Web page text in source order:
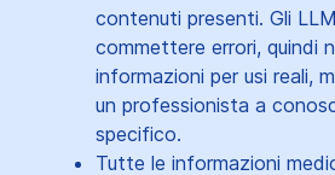
contenuti presenti. Gli
commettere errori, quindi
informazioni per usi reali,
un professionista a
specifico.
Tutte le informazioni